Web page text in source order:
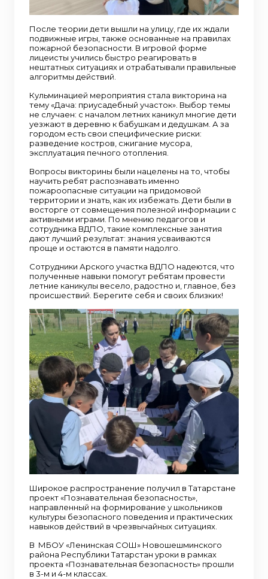
После теории дети вышли на улицу, где их ждали
подвижные игры, также основанные на правилах
пожарной безопасности. В игровой форме
лицеисты учились быстро реагировать в
нештатных ситуациях и отрабатывали правильные
алгоритмы действий.
Кульминацией мероприятия стала викторина на
тему «Дача: приусадебный участок». Выбор темы
не случаен: с началом летних каникул многие дети
уезжают в деревню к бабушкам и дедушкам. А за
городом есть свои специфические риски:
разведение костров, сжигание мусора,
эксплуатация печного отопления.
Вопросы викторины были нацелены на то, чтобы
научить ребят распознавать именно
пожароопасные ситуации на придомовой
территории и знать, как их избежать. Дети были в
восторге от совмещения полезной информации с
активными играми. По мнению педагогов и
сотрудника ВДПО, такие комплексные занятия
дают лучший результат: знания усваиваются
проще и остаются в памяти надолго.
Сотрудники Арского участка ВДПО надеются, что
полученные навыки помогут ребятам провести
летние каникулы весело, радостно и, главное, без
происшествий. Берегите себя и своих близких!
Широкое распространение получил в Татарстане
проект «Познавательная безопасность»,
направленный на формирование у школьников
культуры безопасного поведения и практических
навыков действий в чрезвычайных ситуациях.
В МБОУ «Ленинская СОШ» Новошешминского
района Республики Татарстан уроки в рамках
проекта «Познавательная безопасность» прошли
в 3-м и 4-м классах.